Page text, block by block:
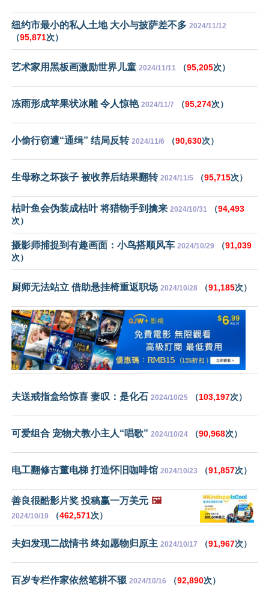
纽约市最小的私人土地 大小与披萨差不多 2024/11/12
（95,871次）
艺术家用黑板画激励世界儿童 2024/11/11 （95,205次）
冻雨形成苹果状冰雕 令人惊艳 2024/11/7 （95,274次）
小偷行窃遭“通缉” 结局反转 2024/11/6 （90,630次）
生母称之坏孩子 被收养后结果翻转 2024/11/5 （95,715次）
枯叶鱼会伪装成枯叶 将猎物手到擒来 2024/10/31 （94,493
次）
摄影师捕捉到有趣画面：小鸟搭顺风车 2024/10/29 （91,039
次）
厨师无法站立 借助悬挂椅重返职场 2024/10/28 （91,185次）
夫送戒指盒给惊喜 妻叹：是化石 2024/10/25 （103,197次）
可爱组合 宠物犬教小主人“唱歌” 2024/10/24 （90,968次）
电工翻修古董电梯 打造怀旧咖啡馆 2024/10/23 （91,857次）
善良很酷影片奖 投稿赢一万美元 🖼️
2024/10/19 （462,571次）
夫妇发现二战情书 终如愿物归原主 2024/10/17 （91,967次）
百岁专栏作家依然笔耕不辍 2024/10/16 （92,890次）